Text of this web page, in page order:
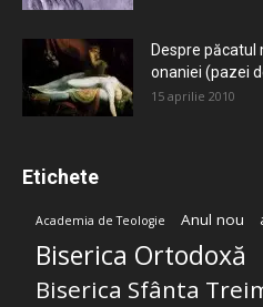
Despre
onaniei (pazei
15 aprilie 2010
Etichete
Academia de Teologie Anul nou
Biserica Ortodoxă
Biserica Sfânta